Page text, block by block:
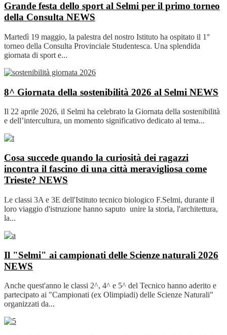
Grande festa dello sport al Selmi per il primo torneo
della Consulta NEWS
Martedì 19 maggio, la palestra del nostro Istituto ha ospitato il 1°
torneo della Consulta Provinciale Studentesca. Una splendida
giornata di sport e...
8^ Giornata della sostenibilità 2026 al Selmi NEWS
Il 22 aprile 2026, il Selmi ha celebrato la Giornata della sostenibilità
e dell’intercultura, un momento significativo dedicato al tema...
Cosa succede quando la curiosità dei ragazzi
incontra il fascino di una città meravigliosa come
Trieste? NEWS
Le classi 3A e 3E dell'Istituto tecnico biologico F.Selmi, durante il
loro viaggio d'istruzione hanno saputo unire la storia, l'architettura,
la...
Il "Selmi" ai campionati delle Scienze naturali 2026
NEWS
Anche quest'anno le classi 2^, 4^ e 5^ del Tecnico hanno aderito e
partecipato ai "Campionati (ex Olimpiadi) delle Scienze Naturali"
organizzati da...